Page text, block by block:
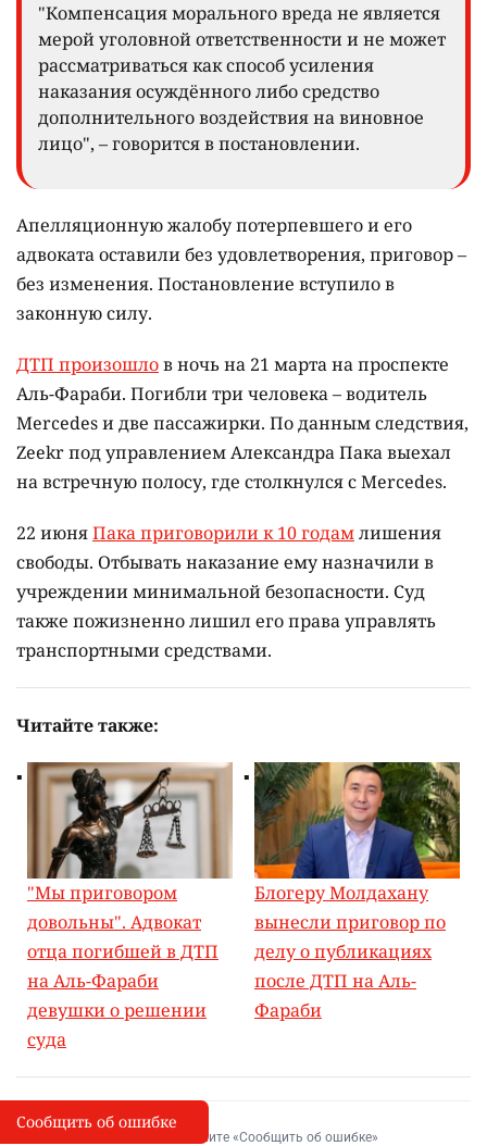
"Компенсация морального вреда не является
мерой уголовной ответственности и не может
рассматриваться как способ усиления
наказания осуждённого либо средство
дополнительного воздействия на виновное
лицо", – говорится в постановлении.
Апелляционную жалобу потерпевшего и его
адвоката оставили без удовлетворения, приговор –
без изменения. Постановление вступило в
законную силу.
ДТП произошлов ночь на 21 марта на проспекте
Аль-Фараби. Погибли три человека – водитель
Mercedes и две пассажирки. По данным следствия,
Zeekr под управлением Александра Пака выехал
на встречную полосу, где столкнулся с Mercedes.
22 июняПака приговорили к 10 годамлишения
свободы. Отбывать наказание ему назначили в
учреждении минимальной безопасности. Суд
также пожизненно лишил его права управлять
транспортными средствами.
Читайте также:
"Мы приговором
довольны". Адвокат
отца погибшей в ДТП
на Аль-Фараби
девушки о решении
суда
Блогеру Молдахану
вынесли приговор по
делу о публикациях
после ДТП на Аль-
Фараби
I
Сообщить об опечатке
Выделите фрагмент и нажмите «Сообщить об ошибке»
Сообщить об ошибке